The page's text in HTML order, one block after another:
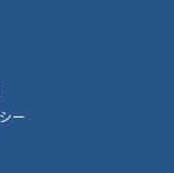
ー